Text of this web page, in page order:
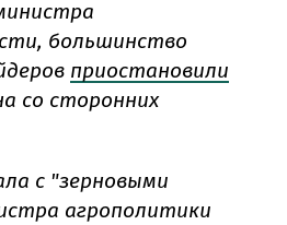
большинство
приостановили
со сторонних
с "зерновыми
агрополитики